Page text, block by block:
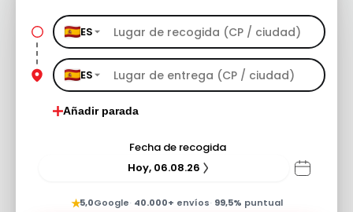
ES
ES
Añadir parada
Fecha de recogida
Hoy, 06.08.26
★5,0Google· 40.000+ envíos· 99,5% puntual